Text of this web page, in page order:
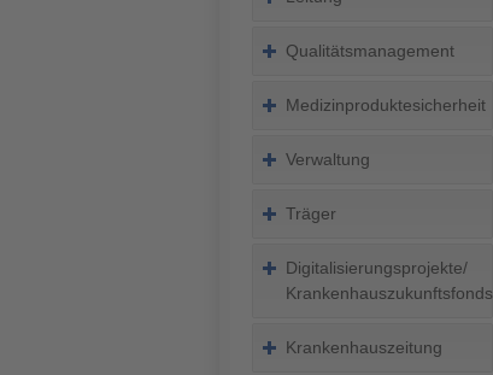
Qualitätsmanagement
Medizinproduktesicherheit
Verwaltung
Träger
Digitalisierungsprojekte/
Krankenhauszukunftsfonds
Krankenhauszeitung